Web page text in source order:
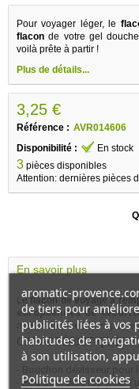
Pour voyager léger, le
flacon de votre gel douche
voilà prête à partir !
Plus de détails...
3,25 €
Référence : AVR014606
Disponibilité :
En stock
3 pièces disponibles
Attention: dernières pièces
En savoir plus
Leflacon de voyage à
européennes de
mains dans les
CARACTÉRISTIQUES
- Bouchon disc top pour
aromatic-
de tiers pour
publicités liées à vos
habitudes de
à son utilisation,
Politique de cookies